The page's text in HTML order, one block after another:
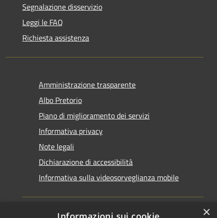
Segnalazione disservizio
Leggi le FAQ
Richiesta assistenza
Amministrazione trasparente
Albo Pretorio
Piano di miglioramento dei servizi
Informativa privacy
Note legali
Dichiarazione di accessibilità
Informativa sulla videosorveglianza mobile
×